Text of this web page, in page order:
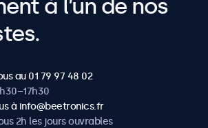
prompteur. L’image peut être inversée
à l’un de nos
au 01 79 97 48 02
à info@beetronics.fr
2h les jours ouvrables